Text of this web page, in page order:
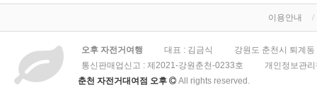
이용안내
오후 자전거여행 대표 : 김금식
강원도 춘천시 퇴계
통신판매업신고 : 제2021-강원춘천-0233호
개인정보관
춘천 자전거대여점 오후
All rights reserved.